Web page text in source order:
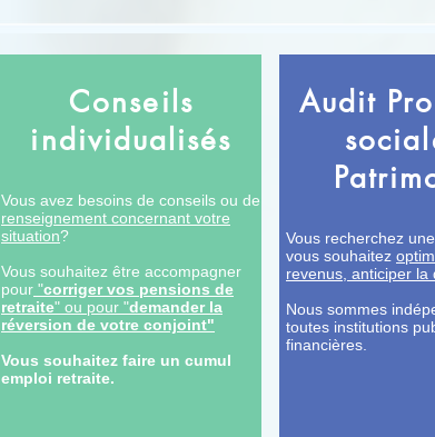
Conseils
individualisés
Vous avez besoins de conseils ou de
renseignement concernant votre
situation?
Vous souhaitez être accompagner
pour "corriger vos pensions de
retraite" ou pour "demander la
réversion de votre conjoint"
Vous souhaitez faire un cumul
emploi retraite.
Audit
Vous recherchez
vous souhaitez
revenus, anticiper la
Nous sommes
toutes institutions
financières.